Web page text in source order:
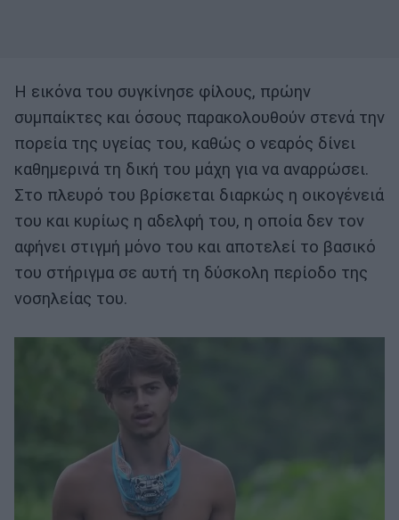
Η εικόνα του συγκίνησε φίλους, πρώην
συμπαίκτες και όσους παρακολουθούν στενά την
πορεία της υγείας του, καθώς ο νεαρός δίνει
καθημερινά τη δική του μάχη για να αναρρώσει.
Στο πλευρό του βρίσκεται διαρκώς η οικογένειά
του και κυρίως η αδελφή του, η οποία δεν τον
αφήνει στιγμή μόνο του και αποτελεί το βασικό
του στήριγμα σε αυτή τη δύσκολη περίοδο της
νοσηλείας του.